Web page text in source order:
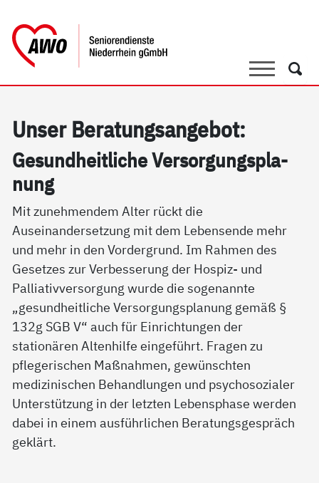
SucheSuche
Un­ser Be­ra­tung­s­an­ge­bot:
Ge­sund­heit­li­che Ver­sor­gungs­pla­
nung
Mit zunehmendem Alter rückt die
Auseinandersetzung mit dem Lebensende mehr
und mehr in den Vordergrund. Im Rahmen des
Gesetzes zur Verbesserung der Hospiz- und
Palliativversorgung wurde die sogenannte
„gesundheitliche Versorgungsplanung gemäß §
132g SGB V“ auch für Einrichtungen der
stationären Altenhilfe eingeführt. Fragen zu
pflegerischen Maßnahmen, gewünschten
medizinischen Behandlungen und psychosozialer
Unterstützung in der letzten Lebensphase werden
dabei in einem ausführlichen Beratungsgespräch
geklärt.